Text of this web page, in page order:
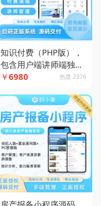
知识付费（PHP版），
包含用户端讲师端独立
化管理，可进行课程直
￥6980 热度 2376